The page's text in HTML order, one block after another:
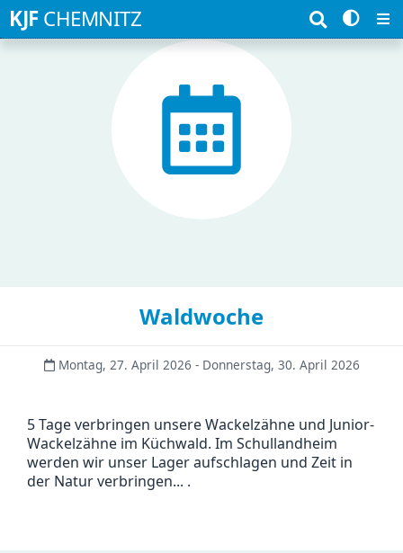
KJF CHEMNITZ Suchbegriffe
Waldwoche
Montag, 27. April 2026 - Donnerstag, 30. April 2026
5 Tage verbringen unsere Wackelzähne und Junior-
Wackelzähne im Küchwald. Im Schullandheim
werden wir unser Lager aufschlagen und Zeit in
der Natur verbringen... .